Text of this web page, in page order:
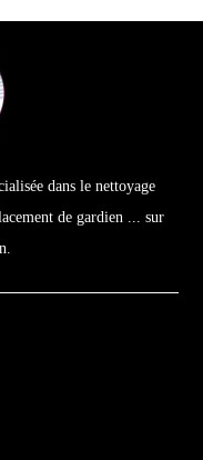
dans le nettoyage
de gardien ... sur